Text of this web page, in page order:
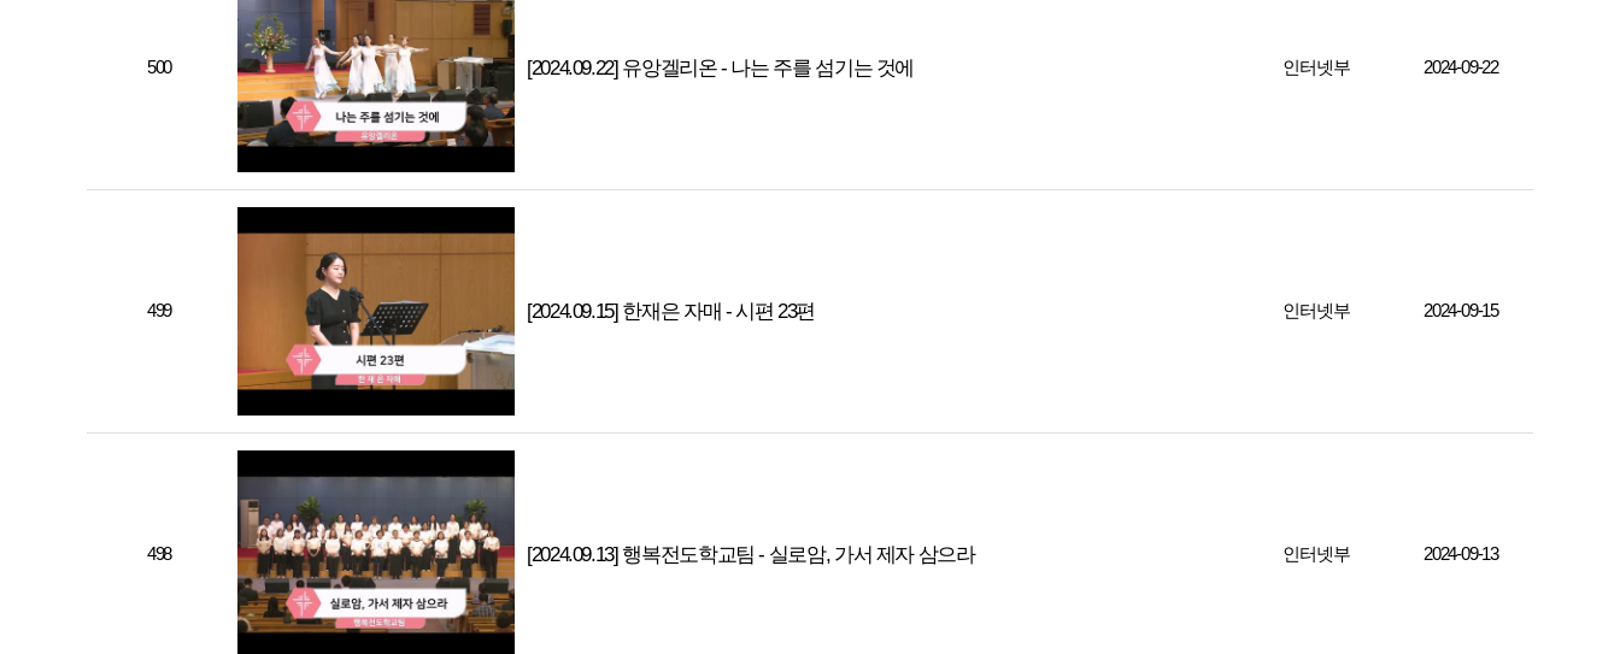
500 [2024.09.22] 유앙겔리온 - 나는 주를 섬기는 것에 인터넷부 2024-09-22
499 [2024.09.15] 한재은 자매 - 시편 23편 인터넷부 2024-09-15
498 [2024.09.13] 행복전도학교팀 - 실로암, 가서 제자 삼으라 인터넷부 2024-09-13